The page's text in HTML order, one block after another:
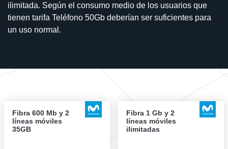
ilimitada. Según el consumo medio de los usuarios que
tienen tarifa Teléfono 50Gb deberían ser suficientes para
un uso normal.
Fibra 600 Mb y 2
líneas móviles
35GB
Fibra 1 Gb y 2
líneas móviles
ilimitadas